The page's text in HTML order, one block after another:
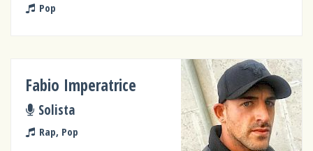
Pop
Fabio Imperatrice
Solista
Rap, Pop